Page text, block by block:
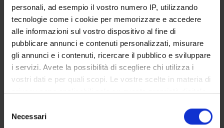
personali, ad esempio il vostro numero IP, utilizzando
tecnologie come i cookie per memorizzare e accedere
alle informazioni sul vostro dispositivo al fine di
pubblicare annunci e contenuti personalizzati, misurare
gli annunci e i contenuti, ricercare il pubblico e sviluppare
i servizi. Avete la possibilità di scegliere chi utilizza i
vostri dati e per quali scopi. Le vostre scelte in materia di
privacy sono applicabili solo su questa proprietà digitale
modificare o revocare il proprio consenso in qualsiasi
delNecessari
Programme Director
Federico Barbierato
External reference
February 4, 2025
STUDYING